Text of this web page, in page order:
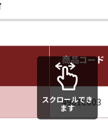
商品コード
4961C003
スクロールでき
ます